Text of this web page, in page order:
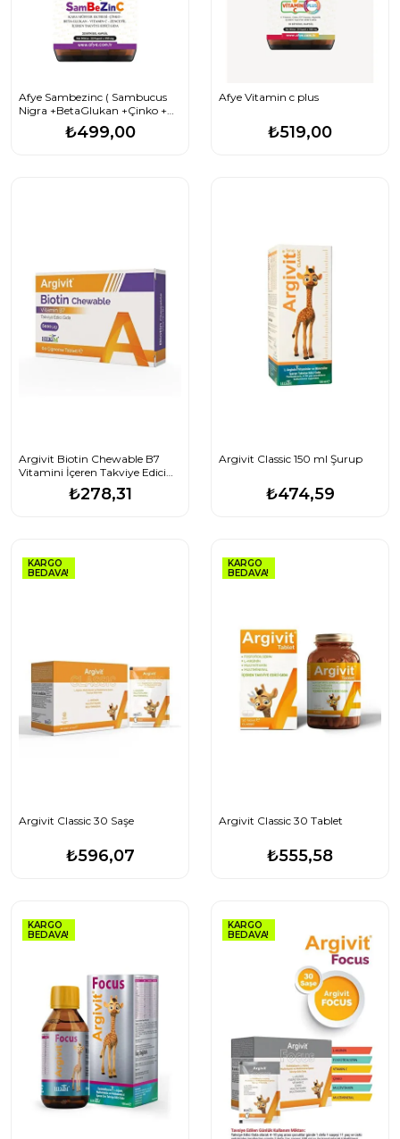
Afye Sambezinc ( Sambucus
Nigra +BetaGlukan +Çinko +
Vitamin C+ Zencefil) 30 Bitkisel
₺499,00
Afye Vitamin c plus
₺519,00
Argivit Biotin Chewable B7
Vitamini İçeren Takviye Edici
Gıda 60 Çiğneme Tableti
₺278,31
Argivit Classic 150 ml Şurup
₺474,59
KARGO
BEDAVA!
Argivit Classic 30 Saşe
₺596,07
KARGO
BEDAVA!
Argivit Classic 30 Tablet
₺555,58
KARGO
BEDAVA!
KARGO
BEDAVA!